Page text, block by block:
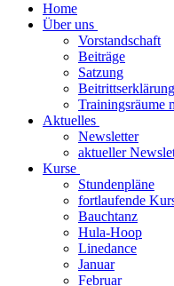
Home
Über uns
Vorstandschaft
Beiträge
Satzung
Beitrittserklärung
Trainingsräume
Aktuelles
Newsletter
aktueller
Kurse
Stundenpläne
fortlaufende
Bauchtanz
Hula-Hoop
Linedance
Januar
Februar